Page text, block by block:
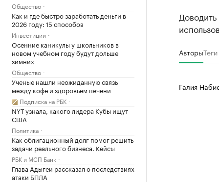
Общество
Как и где быстро заработать деньги в
2026 году: 15 способов
Инвестиции
Осенние каникулы у школьников в
новом учебном году будут дольше
зимних
Общество
Ученые нашли неожиданную связь
между кофе и здоровьем печени
Подписка на РБК
NYT узнала, какого лидера Кубы ищут
США
Политика
Как облигационный долг помог решить
задачи реального бизнеса. Кейсы
РБК и МСП Банк
Глава Адыгеи рассказал о последствиях
атаки БПЛА
АвторыТеги
Галия